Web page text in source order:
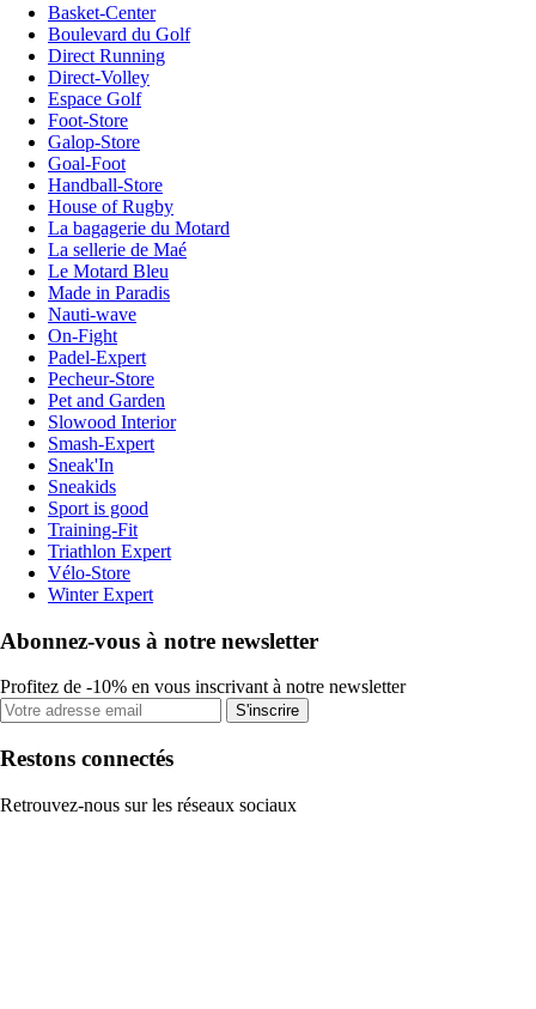
Basket-Center
Boulevard du Golf
Direct Running
Direct-Volley
Espace Golf
Foot-Store
Galop-Store
Goal-Foot
Handball-Store
House of Rugby
La bagagerie du Motard
La sellerie de Maé
Le Motard Bleu
Made in Paradis
Nauti-wave
On-Fight
Padel-Expert
Pecheur-Store
Pet and Garden
Slowood Interior
Smash-Expert
Sneak'In
Sneakids
Sport is good
Training-Fit
Triathlon Expert
Vélo-Store
Winter Expert
Abonnez-vous à notre newsletter
Profitez de -10% en vous inscrivant à notre newsletter
S'inscrire
Restons connectés
Retrouvez-nous sur les réseaux sociaux